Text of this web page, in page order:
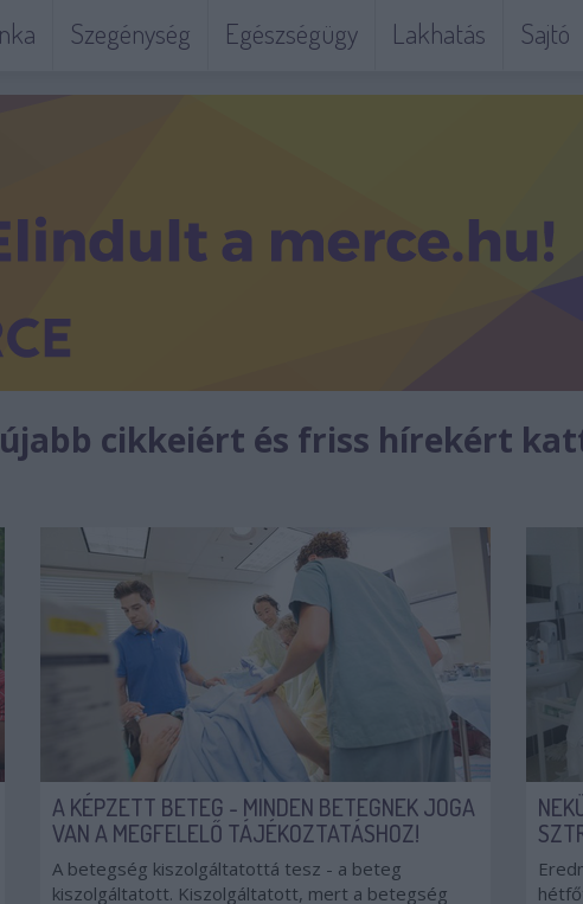
Szegénység Egészségügy Lakhatás Sajtó
cikkeiért és friss hírekért
A KÉPZETT BETEG - MINDEN BETEGNEK JOGA
VAN A MEGFELELŐ TÁJÉKOZTATÁSHOZ!
A betegség kiszolgáltatottá tesz - a beteg
kiszolgáltatott. Kiszolgáltatott, mert a betegség